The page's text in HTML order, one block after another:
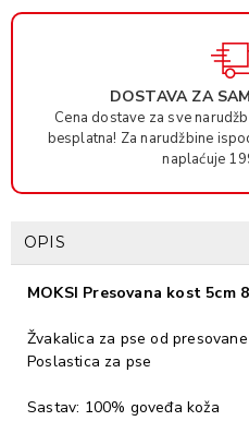
DOSTAVA ZA
Cena dostave za sve
besplatna! Za narudžbine
naplaćuje
OPIS
MOKSI Presovana kost 5cm
Žvakalica za pse od
Poslastica za pse
Sastav: 100% goveđa koža